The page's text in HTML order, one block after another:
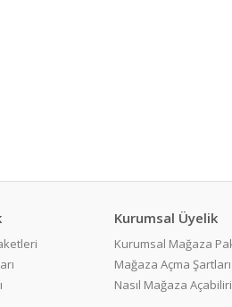
Kurumsal Üyelik
Kurumsal Mağaza
Mağaza Açma Şartları
Nasıl Mağaza